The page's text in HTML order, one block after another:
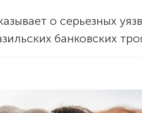
о серьезных
банковских